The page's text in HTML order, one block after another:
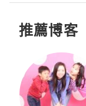
推薦博客